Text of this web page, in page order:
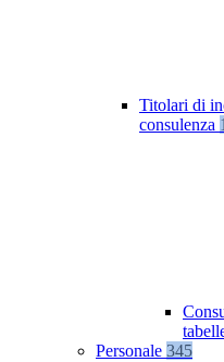
Titolari di
consulenza
Personale 345